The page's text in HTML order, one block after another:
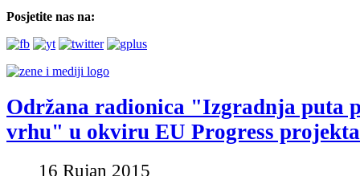
Posjetite nas na:
Održana radionica "Izgradnja puta
vrhu" u okviru EU Progress projekta
16 Rujan 2015